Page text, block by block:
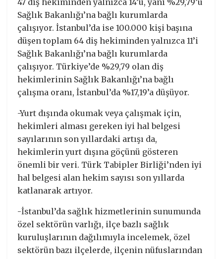
Sağlık Bakanlığı’na bağlı kurumlarda
çalışıyor. İstanbul’da ise 100.000 kişi başına
düşen toplam 64 diş hekiminden yalnızca 11’i
Sağlık Bakanlığı’na bağlı kurumlarda
çalışıyor. Türkiye’de %29,79 olan diş
hekimlerinin Sağlık Bakanlığı’na bağlı
çalışma oranı, İstanbul’da %17,19’a düşüyor.
-Yurt dışında okumak veya çalışmak için,
hekimleri alması gereken iyi hal belgesi
sayılarının son yıllardaki artışı da,
hekimlerin yurt dışına göçünü gösteren
önemli bir veri. Türk Tabipler Birliği’nden iyi
hal belgesi alan hekim sayısı son yıllarda
katlanarak artıyor.
-İstanbul’da sağlık hizmetlerinin sunumunda
özel sektörün varlığı, ilçe bazlı sağlık
kuruluşlarının dağılımıyla incelemek, özel
sektörün bazı ilçelerde, ilçenin nüfuslarından